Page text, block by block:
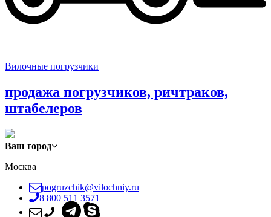
Вилочные погрузчики
продажа погрузчиков, ричтраков,
штабелеров
Ваш город
Москва
pogruzchik@vilochniy.ru
8 800 511 3571